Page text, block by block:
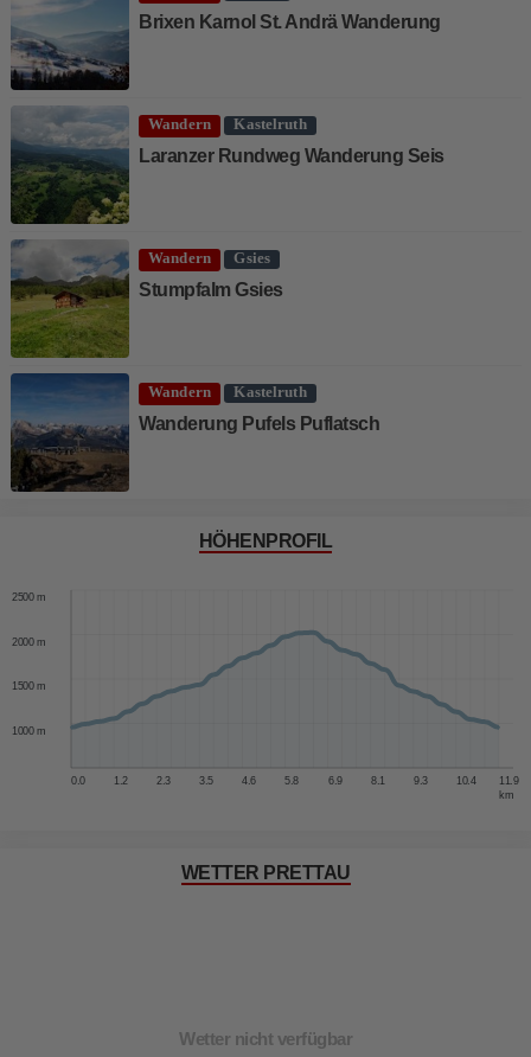
Brixen Karnol St. Andrä Wanderung
Wandern Kastelruth
Laranzer Rundweg Wanderung Seis
Wandern Gsies
Stumpfalm Gsies
Wandern Kastelruth
Wanderung Pufels Puflatsch
HÖHENPROFIL
0.0 1.2 2.3 3.5 4.6 5.8 6.9 8.1 9.3 10.4
11.9
km
1000 m
1500 m
2000 m
2500 m
WETTER PRETTAU
Wetter nicht verfügbar